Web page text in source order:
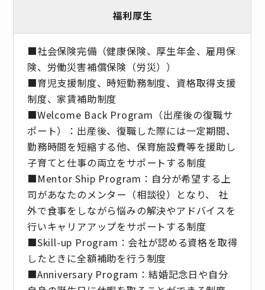
福利厚生
■社会保険完備（健康保険、厚生年金、雇用保
険、労働災害補償保険（労災））
■育児支援制度、時短勤務制度、資格取得支援
制度、家賃補助制度
■Welcome Back Program（出産後の復職サ
ポート）：出産後、復職した際には一定期間、
勤務時間を短縮する他、保育施設費等を援助し
子育てと仕事の両立をサポートする制度
■Mentor Ship Program：自分が希望する上
司があなたのメンター（相談役）となり、 社
外で食事をしながら悩みの解決やアドバイスを
行いキャリアアップをサポートする制度
■Skill-up Program：会社が認める資格を取得
したときに全額補助を行う制度
■Anniversary Program：結婚記念日や自分